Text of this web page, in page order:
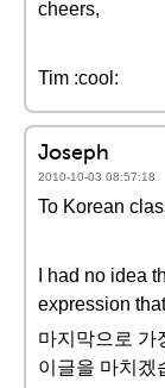
cheers,
Tim :cool:
Joseph
2010-10-03 08:57:18
To Korean
I had no idea
expression
마지막으로 가
이글을 마치겠